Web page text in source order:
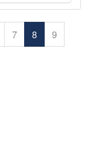
7 8
9